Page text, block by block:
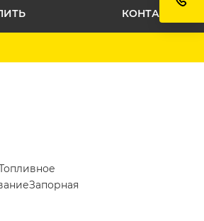
КОНТАКТЫ
Запорная